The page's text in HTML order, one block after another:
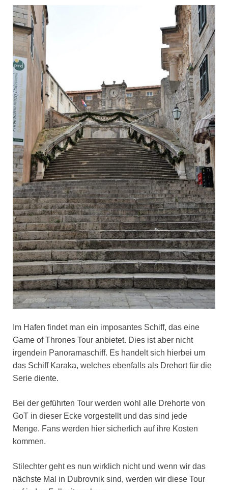
Im Hafen findet man ein imposantes Schiff, das eine
Game of Thrones Tour anbietet. Dies ist aber nicht
irgendein Panoramaschiff. Es handelt sich hierbei um
das Schiff Karaka, welches ebenfalls als Drehort für die
Serie diente.
Bei der geführten Tour werden wohl alle Drehorte von
GoT in dieser Ecke vorgestellt und das sind jede
Menge. Fans werden hier sicherlich auf ihre Kosten
kommen.
Stilechter geht es nun wirklich nicht und wenn wir das
nächste Mal in Dubrovnik sind, werden wir diese Tour